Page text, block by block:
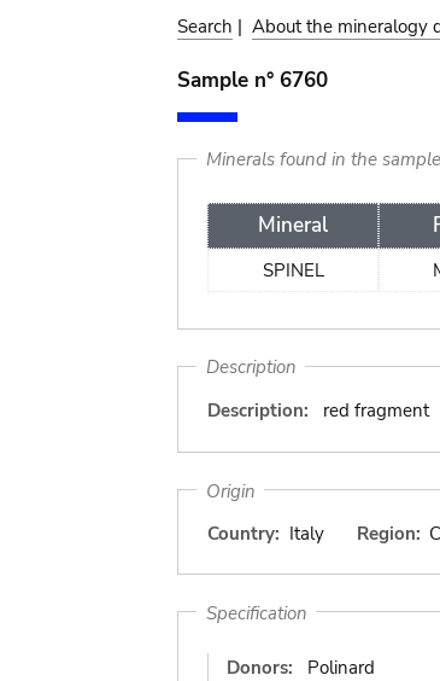
Search | About the mineralogy
Sample n° 6760
Minerals found in the sample
Mineral
SPINEL
Description
Description:
red fragment
Origin
Country: Italy Region:
Specification
Donors:
Polinard